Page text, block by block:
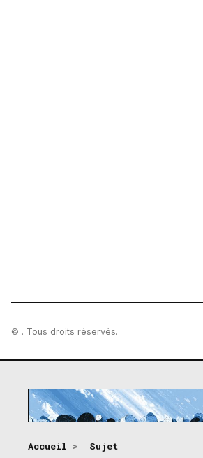
© . Tous droits réservés.
Accueil > Sujet